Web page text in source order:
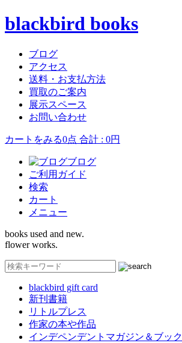
blackbird books
ブログ
アクセス
送料・お支払方法
買取のご案内
展示スペース
お問い合わせ
カートをみる0点 合計 : 0円
ブログ
ご利用ガイド
検索
カート
メニュー
books used and new.
flower works.
blackbird gift card
新刊書籍
リトルプレス
作家の本や作品
インデペンデントマガジン＆ブック